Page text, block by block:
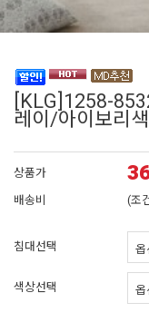
[KLG]1258-
레이/아이보리
상품가
배송비
(조
침대선택
색상선택